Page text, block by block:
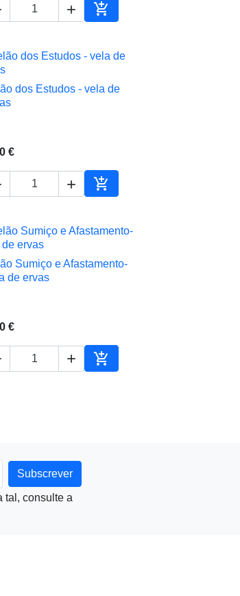
 
Adicionar ao carrinho
 Vista rápida
dos Estudos - vela de
€
 
Adicionar ao carrinho
 Vista rápida
Sumiço e Afastamento-
de ervas
€
 
Adicionar ao carrinho
tal, consulte a